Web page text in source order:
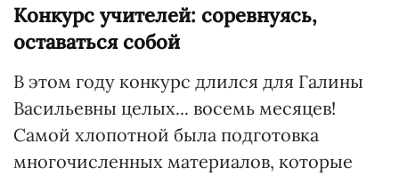
Конкурс учителей: соревнуясь,
оставаться собой
В этом году конкурс длился для Галины
Васильевны целых... восемь месяцев!
Самой хлопотной была подготовка
многочисленных материалов, которые